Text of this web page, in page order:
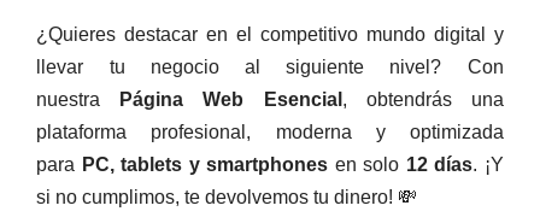
¿Quieres destacar en el competitivo mundo digital y
llevar tu negocio al siguiente nivel? Con
nuestra
Página Web Esencial , obtendrás una
plataforma profesional, moderna y optimizada
para PC, tablets y smartphones en solo 12 días. ¡Y
si no cumplimos, te devolvemos tu dinero! 💸